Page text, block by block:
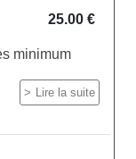
25.00 €
minimum
Lire la suite